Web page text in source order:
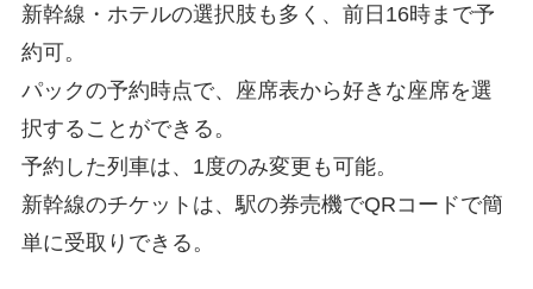
新幹線・ホテルの選択肢も多く、前日16時まで予
約可。
パックの予約時点で、座席表から好きな座席を選
択することができる。
予約した列車は、1度のみ変更も可能。
新幹線のチケットは、駅の券売機でQRコードで簡
単に受取りできる。